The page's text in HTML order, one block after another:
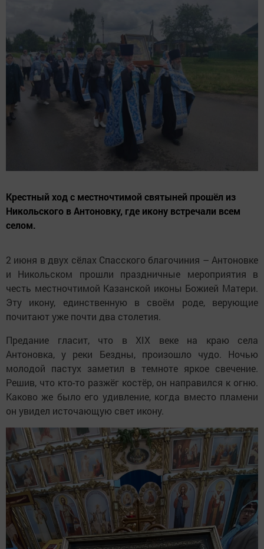
Крестный ход с местночтимой святыней прошёл из
Никольского в Антоновку, где икону встречали всем
селом.
2 июня в двух сёлах Спасского благочиния – Антоновке
и Никольском прошли праздничные мероприятия в
честь местночтимой Казанской иконы Божией Матери.
Эту икону, единственную в своём роде, верующие
почитают уже почти два столетия.
Предание гласит, что в XIX веке на краю села
Антоновка, у реки Бездны, произошло чудо. Ночью
молодой пастух заметил в темноте яркое свечение.
Решив, что кто-то разжёг костёр, он направился к огню.
Каково же было его удивление, когда вместо пламени
он увидел источающую свет икону.